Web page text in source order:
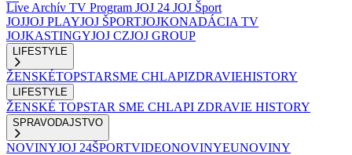
Live Archív TV Program JOJ 24 JOJ Šport
JOJJOJ PLAYJOJ ŠPORTJOJKONADÁCIA TV
JOJKASTINGYJOJ CZJOJ GROUP
LIFESTYLE
ŽENSKÉTOPSTARSME CHLAPIZDRAVIEHISTORY
LIFESTYLE
ŽENSKÉ TOPSTAR SME CHLAPI ZDRAVIE HISTORY
SPRAVODAJSTVO
NOVINYJOJ 24ŠPORTVIDEONOVINYEUNOVINY